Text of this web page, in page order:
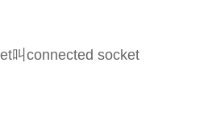
叫connected socket